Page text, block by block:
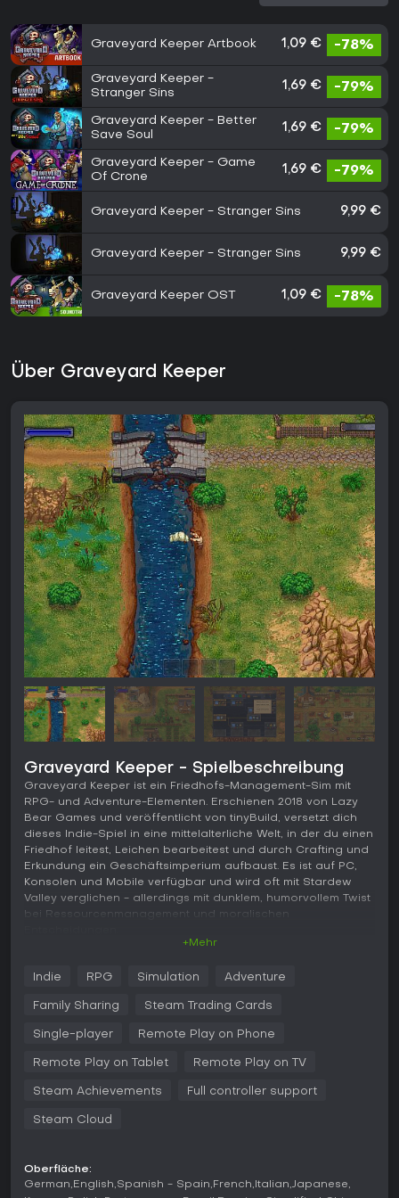
Graveyard Keeper Artbook 1,09 € -78%
Graveyard Keeper -
Stranger Sins
1,69 € -79%
Graveyard Keeper - Better
Save Soul
1,69 € -79%
Graveyard Keeper - Game
Of Crone
1,69 € -79%
Graveyard Keeper - Stranger Sins 9,99 €
Graveyard Keeper - Stranger Sins 9,99 €
Graveyard Keeper OST 1,09 € -78%
Über Graveyard Keeper
Graveyard Keeper - Spielbeschreibung
Graveyard Keeper ist ein Friedhofs-Management-Sim mit
RPG- und Adventure-Elementen. Erschienen 2018 von Lazy
Bear Games und veröffentlicht von tinyBuild, versetzt dich
dieses Indie-Spiel in eine mittelalterliche Welt, in der du einen
Friedhof leitest, Leichen bearbeitest und durch Crafting und
Erkundung ein Geschäftsimperium aufbaust. Es ist auf PC,
Konsolen und Mobile verfügbar und wird oft mit Stardew
Valley verglichen - allerdings mit dunklem, humorvollem Twist
bei Ressourcenmanagement und moralischen
mittelalterlichen Friedhofs. Du beginnst mit dem Begraben
steigern und Punkte für Kirchen-Upgrades zu sammeln.
Kräutersuche in der Umgebung, um Werkzeuge und Items zu
Skills ermöglichen Automatisierung - etwa Zombie-Arbeiter
aus dem Breaking Dead DLC.
drehen sich um Dorfbewohner, deren Probleme du löst und
Storylines vorantreibst, die Themen wie Kapitalismus und
+Mehr
Indie RPG Simulation Adventure
Family Sharing Steam Trading Cards
Single-player Remote Play on Phone
Remote Play on Tablet Remote Play on TV
Steam Achievements Full controller support
Steam Cloud
Oberfläche:
German English Spanish - Spain French Italian Japanese